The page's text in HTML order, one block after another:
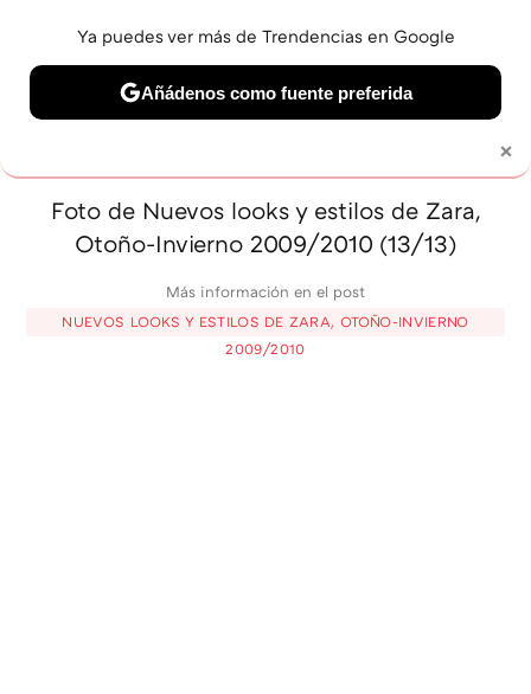
BELLEZA SHOPPING VIAJES GASTRO SNEAKERS
Foto de Nuevos looks y estilos de Zara,
Otoño-Invierno 2009/2010 (13/13)
Más información en el post
NUEVOS LOOKS Y ESTILOS DE ZARA, OTOÑO-INVIERNO
2009/2010
×
Ya puedes ver más de Trendencias en Google
Añádenos como fuente preferida